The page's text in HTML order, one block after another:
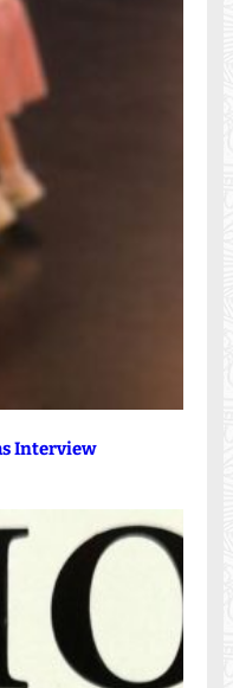
Interview